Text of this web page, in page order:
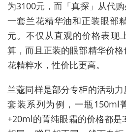
为3100元，而「真探」从代
一套兰花精华油和正装眼部
元。不仅从直观的价格表现
算，而且正装的眼部精华价
花精粹水，性价比更高。
兰蔻同样是部分专柜的活动
套装系列为例，一瓶150ml
+20ml的菁纯眼霜的价格都是